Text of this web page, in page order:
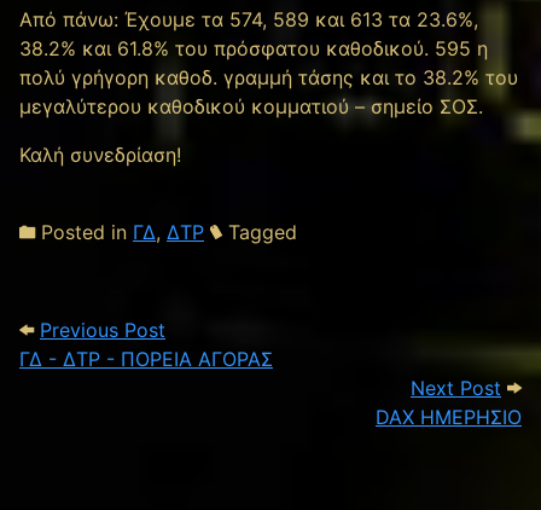
Από πάνω: Έχουμε τα 574, 589 και 613 τα 23.6%,
38.2% και 61.8% του πρόσφατου καθοδικού. 595 η
πολύ γρήγορη καθοδ. γραμμή τάσης και το 38.2% του
μεγαλύτερου καθοδικού κομματιού – σημείο ΣΟΣ.
Καλή συνεδρίαση!
Posted in ΓΔ, ΔΤΡ Tagged
Post navigation
Previous Post
ΓΔ - ΔΤΡ - ΠΟΡΕΙΑ ΑΓΟΡΑΣ
Next Post
DAX ΗΜΕΡΗΣΙΟ